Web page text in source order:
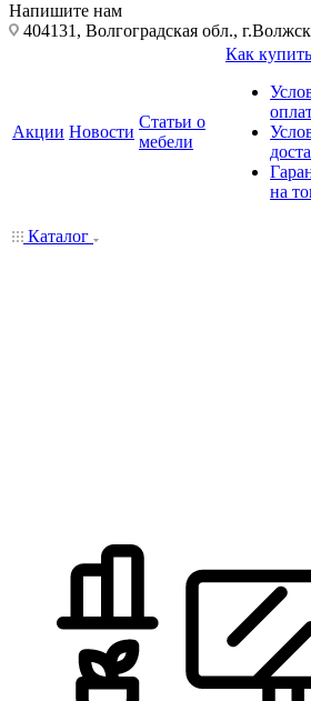
Напишите нам
404131, Волгоградская обл.,
Акции Новости
Статьи о
мебели
Как купить
на
Каталог